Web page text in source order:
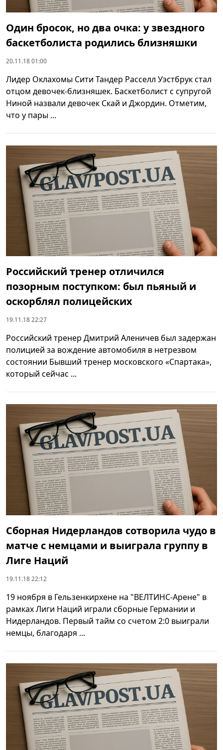
Один бросок, но два очка: у звездного
баскетболиста родились близняшки
20.11.18 01:00
Лидер Оклахомы Сити Тандер Расселл Уэстбрук стал
отцом девочек-близняшек. Баскетболист с супругой
Ниной назвали девочек Скай и Джордин. Отметим,
что у пары ...
Российский тренер отличился
позорным поступком: был пьяный и
оскорблял полицейских
19.11.18 22:27
Российский тренер Дмитрий Аленичев был задержан
полицией за вождение автомобиля в нетрезвом
состоянии Бывший тренер московского «Спартака»,
который сейчас ...
Сборная Нидерландов сотворила чудо в
матче с немцами и выиграла группу в
Лиге Наций
19.11.18 22:12
19 ноября в Гельзенкирхене на "ВЕЛТИНС-Арене" в
рамках Лиги Наций играли сборные Германии и
Нидерландов. Первый тайм со счетом 2:0 выиграли
немцы, благодаря ...